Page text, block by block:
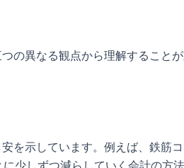
の異なる観点から理解すること
を示しています。例えば、鉄筋